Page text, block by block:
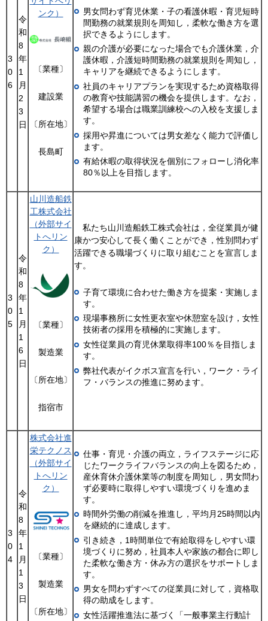
3
0
6
令
和
8
年
1
月
2
3
日
ンク）
〔業種〕
建設業
〔所在地〕
長島町
男女問わず育児休業・子の看護休暇・育児短時
間勤務の就業規則を周知し，柔軟な働き方を選
択できるようにします。
親の介護が必要になった場合でも介護休業，介
護休暇，介護短時間勤務の就業規則を周知し，
キャリアを継続できるようにします。
社員のキャリアプランを実現するため資格取得
の教育や技能講習の機会を提供します。なお，
希望する場合は職業訓練校への入校を支援しま
す。
採用や昇進については男女差なく能力で評価し
ます。
有給休暇の取得状況を個別にフォローし消化率
80％以上を目指します。
3
0
5
令
和
8
年
1
月
1
6
日
山川造船鉄
工株式会社
（外部サイ
トへリン
ク）
〔業種〕
製造業
〔所在地〕
指宿市
私たち山川造船鉄工株式会社は，全従業員が健
康かつ安心して長く働くことができ，性別問わず
活躍できる職場づくりに取り組むことを宣言しま
す。
子育て環境に合わせた働き方を提案・実施しま
す。
現場事務所に女性更衣室や休憩室を設け，女性
技術者の採用を積極的に実施します。
女性従業員の育児休業取得率100％を目指しま
す。
弊社代表がイクボス宣言を行い，ワーク・ライ
フ・バランスの推進に努めます。
3
0
4
令
和
8
年
1
月
1
3
日
株式会社進
栄テクノス
（外部サイ
トへリン
ク）
〔業種〕
製造業
〔所在地〕
仕事・育児・介護の両立，ライフステージに応
じたワークライフバランスの向上を図るため，
産休育休介護休業等の制度を周知し，男女問わ
ず必要時に取得しやすい環境づくりを進めま
す。
時間外労働の削減を推進し，平均月25時間以内
を継続的に達成します。
引き続き，1時間単位で有給取得をしやすい環
境づくりに努め，社員本人や家族の都合に即し
た柔軟な働き方・休み方の選択をサポートしま
す。
男女を問わずすべての従業員に対して，資格取
得の助成をします。
女性活躍推進法に基づく「一般事業主行動計